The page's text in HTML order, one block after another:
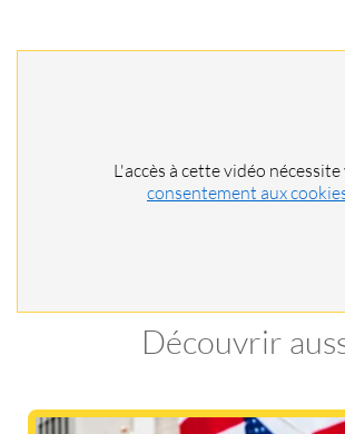
L'accès à cette vidéo
consentement aux
Découvrir